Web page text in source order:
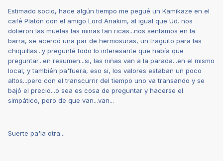
Estimado socio, hace algún tiempo me pegué un Kamikaze en el
café Platón con el amigo Lord Anakim, al igual que Ud. nos
dolieron las muelas las minas tan ricas...nos sentamos en la
barra, se acercó una par de hermosuras, un traguito para las
chiquillas...y pregunté todo lo interesante que había que
preguntar...en resumen...si, las niñas van a la parada...en el mismo
local, y también pa'fuera, eso si, los valores estaban un poco
altos...pero con el transcurrir del tiempo uno va transando y se
bajó el precio...o sea es cosa de preguntar y hacerse el
simpático, pero de que van...van...
Suerte pa'la otra...